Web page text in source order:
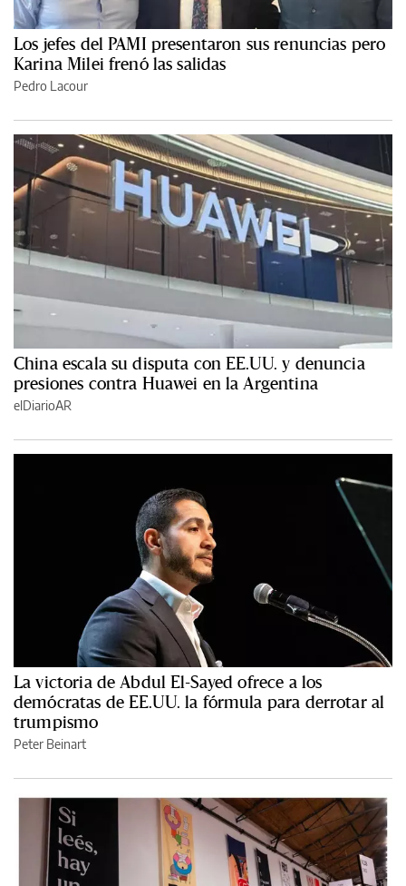
Los jefes del PAMI presentaron sus renuncias pero
Karina Milei frenó las salidas
Pedro Lacour
China escala su disputa con EE.UU. y denuncia
presiones contra Huawei en la Argentina
elDiarioAR
La victoria de Abdul El-Sayed ofrece a los
demócratas de EE.UU. la fórmula para derrotar al
trumpismo
Peter Beinart